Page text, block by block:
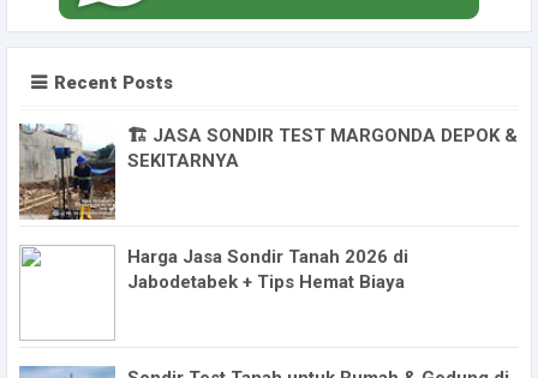
Recent Posts
🏗️ JASA SONDIR TEST MARGONDA DEPOK &
SEKITARNYA
Harga Jasa Sondir Tanah 2026 di
Jabodetabek + Tips Hemat Biaya